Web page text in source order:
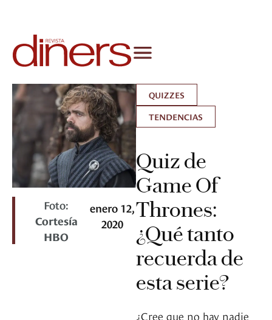
Foto:
Cortesía
HBO
enero 12,
2020
QUIZZES
TENDENCIAS
Quiz de
Game Of
Thrones:
¿Qué tanto
recuerda de
esta serie?
¿Cree que no hay nadie